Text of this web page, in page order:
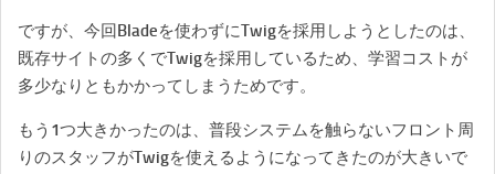
ですが、今回Bladeを使わずにTwigを採用しようとしたのは、
既存サイトの多くでTwigを採用しているため、学習コストが
多少なりともかかってしまうためです。
もう1つ大きかったのは、普段システムを触らないフロント周
りのスタッフがTwigを使えるようになってきたのが大きいで